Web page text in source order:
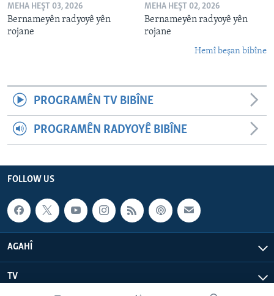
MEHA HEŞT 03, 2026
Bernameyên radyoyê yên
rojane
MEHA HEŞT 02, 2026
Bernameyên radyoyê yên
rojane
Hemî beşan bibîne
PROGRAMÊN TV BIBÎNE
PROGRAMÊN RADYOYÊ BIBÎNE
FOLLOW US
AGAHÎ
TV